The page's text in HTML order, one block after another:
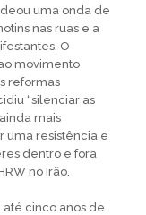
uma onda de
nas ruas e a
O
movimento
reformas
“silenciar as
mais
uma resistência e
dentro e fora
no Irão.
cinco anos de